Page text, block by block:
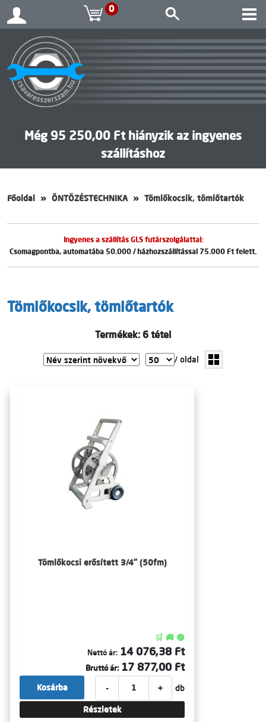
0
Még 95 250,00 Ft hiányzik az ingyenes
szállításhoz
Főoldal ÖNTÖZÉSTECHNIKA Tömlőkocsik, tömlőtartók
Ingyenes a szállítás GLS futárszolgálattal:
Csomagpontba, automatába 50.000 / házhozszállítással 75.000 Ft felett.
Tömlőkocsik, tömlőtartók
Termékek: 6 tétel
/ oldal
Tömlőkocsi erősített 3/4" (50fm)
🛒 🚚 🟢
Nettó ár: 14 076,38 Ft
Bruttó ár: 17 877,00 Ft
- + db
Kosárba
Részletek